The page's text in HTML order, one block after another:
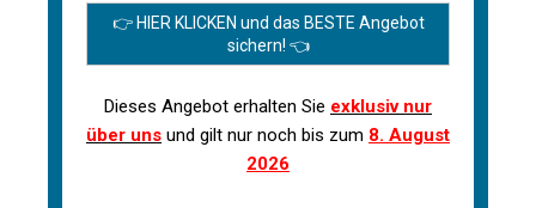
👉 HIER KLICKEN und das BESTE Angebot
sichern! 👈
Dieses Angebot erhalten Sie exklusiv nur
über uns und gilt nur noch bis zum 8. August
2026